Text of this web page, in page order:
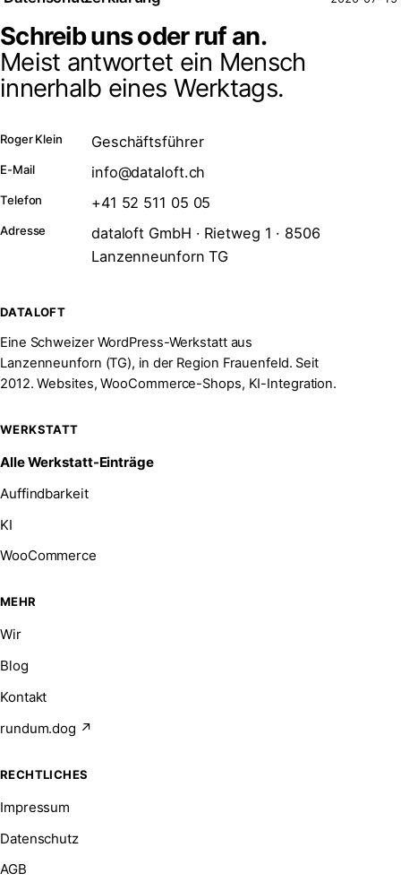
Schreib uns oder ruf an.
Meist antwortet ein Mensch
innerhalb eines Werktags.
Roger Klein Geschäftsführer
E-Mail info@dataloft.ch
Telefon +41 52 511 05 05
Adresse
dataloft GmbH · Rietweg 1 · 8506
Lanzenneunforn TG
DATALOFT
Eine Schweizer WordPress-Werkstatt aus
Lanzenneunforn (TG), in der Region Frauenfeld. Seit
2012. Websites, WooCommerce-Shops, KI-Integration.
WERKSTATT
Alle Werkstatt-Einträge
Auffindbarkeit
KI
WooCommerce
MEHR
Wir
Blog
Kontakt
rundum.dog ↗
RECHTLICHES
Impressum
Datenschutz
AGB